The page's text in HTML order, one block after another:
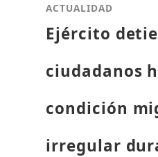
ACTUALIDAD
Ejército
ciudadanos
condición
irregular